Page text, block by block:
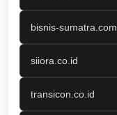
bisnis-sumatra.com
siiora.co.id
transicon.co.id